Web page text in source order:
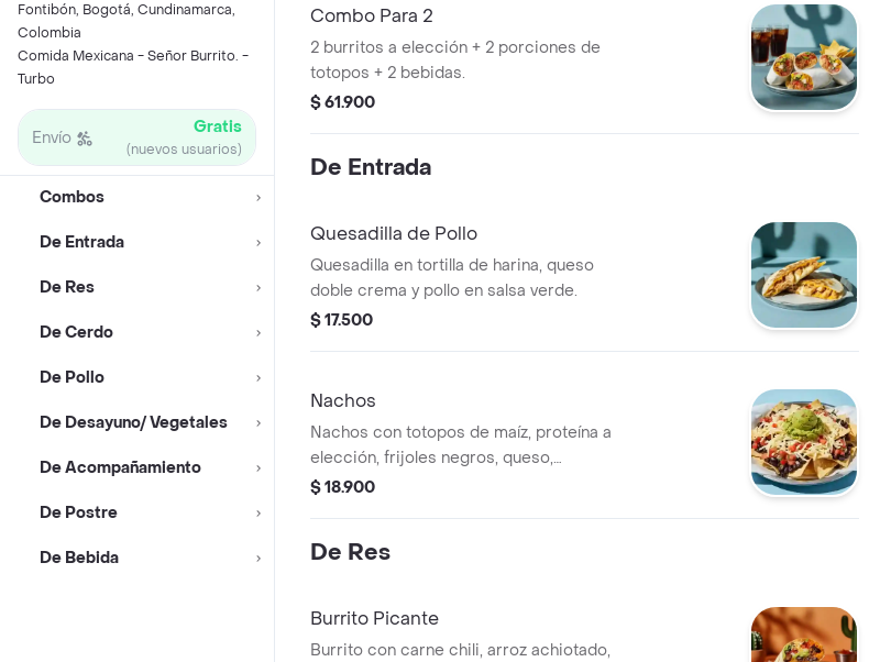
Fontibón, Bogotá, Cundinamarca,
Colombia
Comida Mexicana - Señor Burrito. -
Turbo
Envío Gratis
(nuevos usuarios)
Combos
De Entrada
De Res
De Cerdo
De Pollo
De Desayuno/ Vegetales
De Acompañamiento
De Postre
De Bebida
Combo Para 2
2 burritos a elección + 2 porciones de
totopos + 2 bebidas.
$ 61.900
De Entrada
Quesadilla de Pollo
Quesadilla en tortilla de harina, queso
doble crema y pollo en salsa verde.
$ 17.500
Nachos
Nachos con totopos de maíz, proteína a
elección, frijoles negros, queso,
guacamole y pico de gallo.
$ 18.900
De Res
Burrito Picante
Burrito con carne chili, arroz achiotado,